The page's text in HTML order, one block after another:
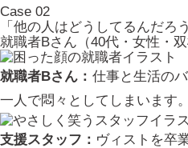
Case 02
「他の人はどうしてるんだろ
就職者Bさん（40代・女性・双
就職者Bさん： 仕事と生活の
一人で悶々としてしまいます。
支援スタッフ： ヴィストを卒